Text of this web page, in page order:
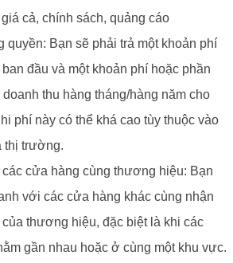
cả, chính sách, quảng cáo
quyền: Bạn sẽ phải trả một khoản phí
đầu và một khoản phí hoặc phần
thu hàng tháng/hàng năm cho
phí này có thể khá cao tùy thuộc vào
thị trường.
cửa hàng cùng thương hiệu: Bạn
với các cửa hàng khác cùng nhận
thương hiệu, đặc biệt là khi các
gần nhau hoặc ở cùng một khu vực.